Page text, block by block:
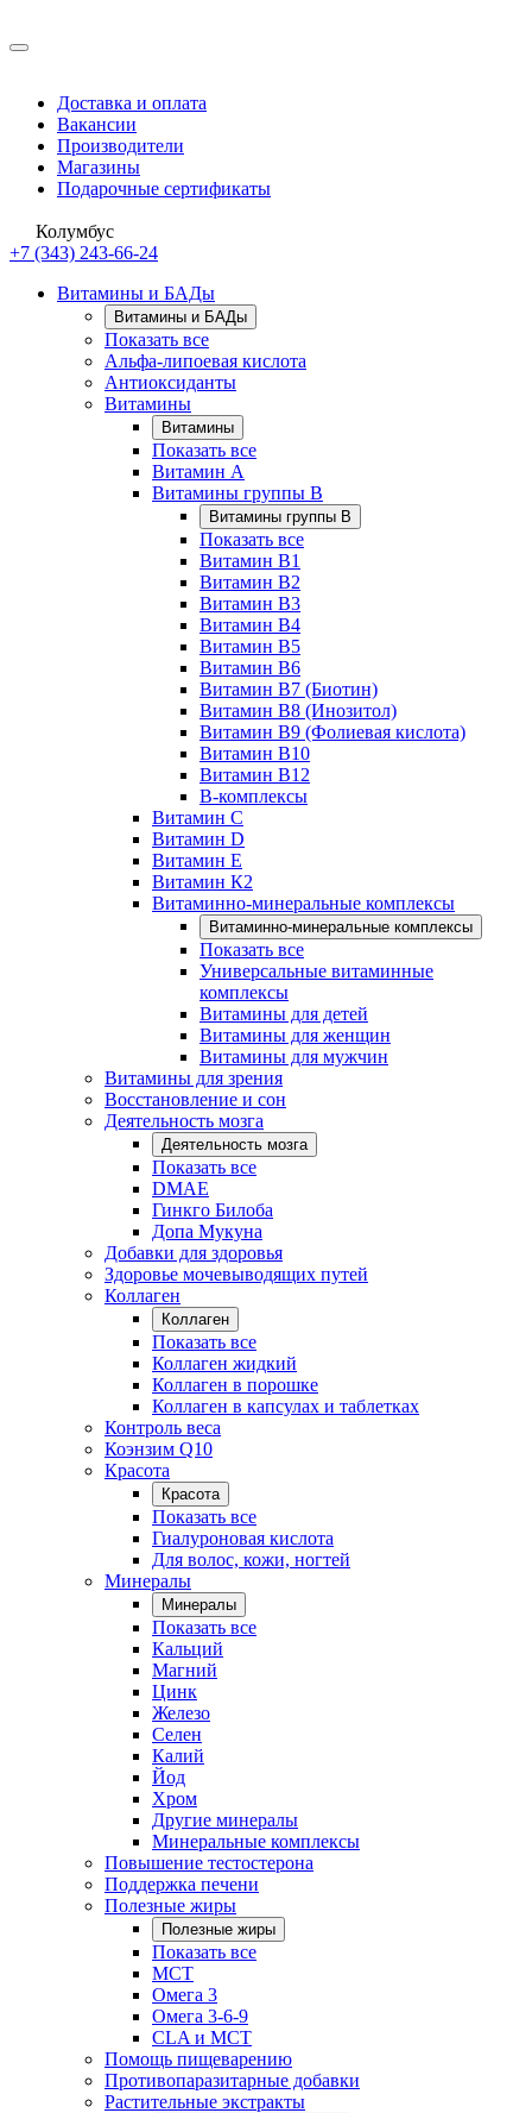
Доставка и оплата
Вакансии
Производители
Магазины
Подарочные сертификаты
Колумбус
+7 (343) 243-66-24
Витамины и БАДы
Витамины и БАДы
Показать все
Альфа-липоевая кислота
Антиоксиданты
Витамины
Витамины
Показать все
Витамин A
Витамины группы B
Витамины группы B
Показать все
Витамин B1
Витамин B2
Витамин B3
Витамин B4
Витамин B5
Витамин B6
Витамин B7 (Биотин)
Витамин B8 (Инозитол)
Витамин B9 (Фолиевая кислота)
Витамин B10
Витамин B12
B-комплексы
Витамин C
Витамин D
Витамин E
Витамин К2
Витаминно-минеральные комплексы
Витаминно-минеральные комплексы
Показать все
Универсальные витаминные
комплексы
Витамины для детей
Витамины для женщин
Витамины для мужчин
Витамины для зрения
Восстановление и сон
Деятельность мозга
Деятельность мозга
Показать все
DMAE
Гинкго Билоба
Допа Мукуна
Добавки для здоровья
Здоровье мочевыводящих путей
Коллаген
Коллаген
Показать все
Коллаген жидкий
Коллаген в порошке
Коллаген в капсулах и таблетках
Контроль веса
Коэнзим Q10
Красота
Красота
Показать все
Гиалуроновая кислота
Для волос, кожи, ногтей
Минералы
Минералы
Показать все
Кальций
Магний
Цинк
Железо
Селен
Калий
Йод
Хром
Другие минералы
Минеральные комплексы
Повышение тестостерона
Поддержка печени
Полезные жиры
Полезные жиры
Показать все
MCT
Омега 3
Омега 3-6-9
CLA и MCT
Помощь пищеварению
Противопаразитарные добавки
Растительные экстракты